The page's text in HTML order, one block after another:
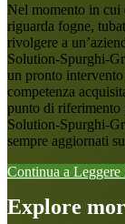
Nel momento in cui
riguarda fogne,
rivolgere a
Solution-Spurghi-
un pronto
competenza
punto di riferimento
Solution-Spurghi-
sempre aggiornati
Continua a Leggere
Explore